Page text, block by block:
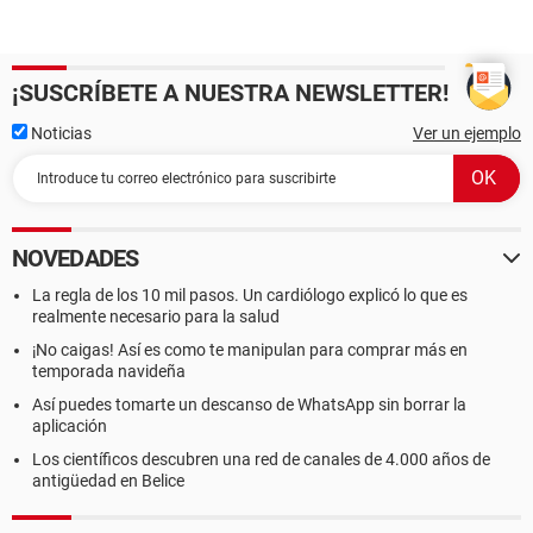
¡SUSCRÍBETE A NUESTRA NEWSLETTER!
Noticias Ver un ejemplo
NOVEDADES
La regla de los 10 mil pasos. Un cardiólogo explicó lo que es
realmente necesario para la salud
¡No caigas! Así es como te manipulan para comprar más en
temporada navideña
Así puedes tomarte un descanso de WhatsApp sin borrar la
aplicación
Los científicos descubren una red de canales de 4.000 años de
antigüedad en Belice